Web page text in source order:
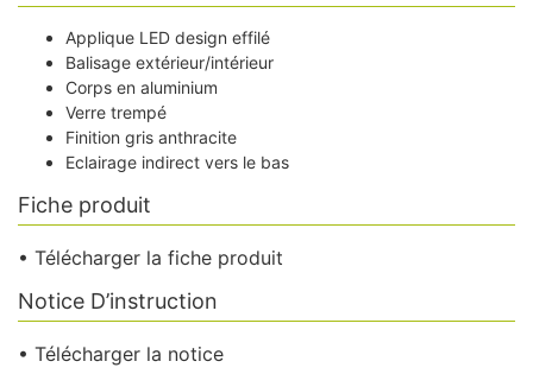
Applique LED design effilé
Balisage extérieur/intérieur
Corps en aluminium
Verre trempé
Finition gris anthracite
Eclairage indirect vers le bas
Fiche produit
• Télécharger la fiche produit
Notice D’instruction
• Télécharger la notice